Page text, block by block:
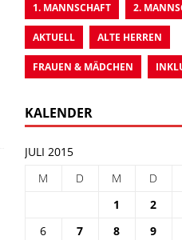
1. MANNSCHAFT 2.
AKTUELL ALTE HERREN
FRAUEN & MÄDCHEN
KALENDER
JULI 2015
M
D M D
1
2
6
7 8 9